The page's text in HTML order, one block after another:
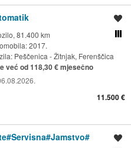
81.400 km
2017.
Peščenica - Žitnjak, Ferenščica
već od 118,30 € mjesečno
11.500 €